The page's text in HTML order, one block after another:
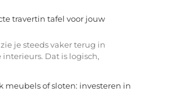
travertin tafel voor jouw
je steeds vaker terug in
interieurs. Dat is logisch,
meubels of sloten: investeren in